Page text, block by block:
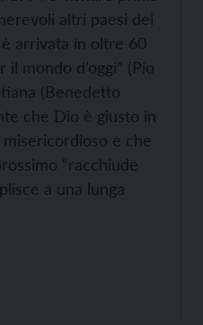
altri paesi dei
arrivata in oltre 60
mondo d’oggi” (Pio
(Benedetto
che Dio è giusto in
e che
“racchiude
a una lunga